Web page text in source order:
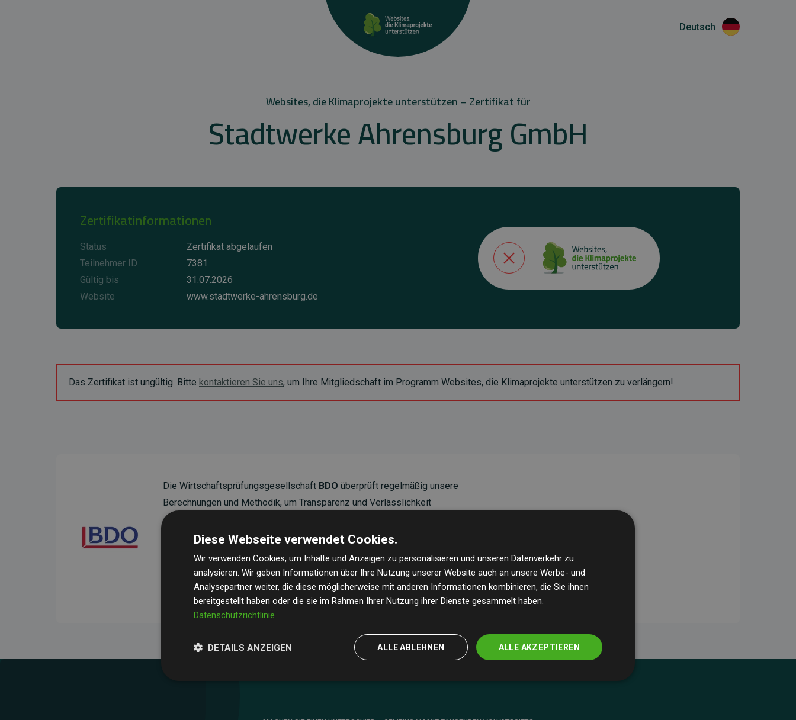
Deutsch
Websites, die Klimaprojekte unterstützen – Zertifikat für
Stadtwerke Ahrensburg GmbH
Zertifikatinformationen
Status
Zertifikat abgelaufen
Teilnehmer ID
7381
Gültig bis
31.07.2026
Website
www.stadtwerke-ahrensburg.de
Das Zertifikat ist ungültig. Bitte kontaktieren Sie uns, um Ihre Mitgliedschaft im Programm Websites, die Klimaprojekte unterstützen zu verlängern!
Die Wirtschaftsprüfungsgesellschaft BDO überprüft regelmäßig unsere
Berechnungen und Methodik, um Transparenz und Verlässlichkeit
sicherzustellen.
Ihre Prüfungen belegen, dass unsere Investitionen in Klimaschutzprojekte im
Durchschnitt200 % der geschätzten CO₂-Emissionender teilnehmenden
Websites kompensieren – ein klarer Nachweis für die messbare Klimawirkung
unseres Ansatzes.
Diese Webseite verwendet Cookies.
Wir verwenden Cookies, um Inhalte und Anzeigen zu personalisieren und unseren Datenverkehr zu
analysieren. Wir geben Informationen über Ihre Nutzung unserer Website auch an unsere Werbe- und
Analysepartner weiter, die diese möglicherweise mit anderen Informationen kombinieren, die Sie ihnen
bereitgestellt haben oder die sie im Rahmen Ihrer Nutzung ihrer Dienste gesammelt haben.
Datenschutzrichtlinie
ALLE AKZEPTIEREN
ALLE ABLEHNEN
DETAILS ANZEIGEN